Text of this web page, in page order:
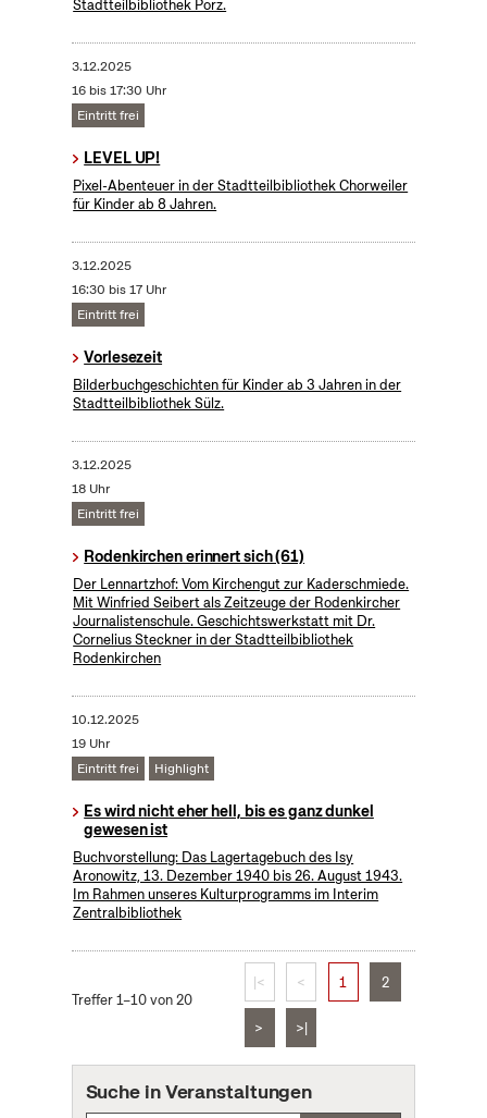
Stadtteilbibliothek Porz.
3.12.2025
16 bis 17:30 Uhr
Eintritt frei
LEVEL UP!
Pixel-Abenteuer in der Stadtteilbibliothek Chorweiler
für Kinder ab 8 Jahren.
3.12.2025
16:30 bis 17 Uhr
Eintritt frei
Vorlesezeit
Bilderbuchgeschichten für Kinder ab 3 Jahren in der
Stadtteilbibliothek Sülz.
3.12.2025
18 Uhr
Eintritt frei
Rodenkirchen erinnert sich (61)
Der Lennartzhof: Vom Kirchengut zur Kaderschmiede.
Mit Winfried Seibert als Zeitzeuge der Rodenkircher
Journalistenschule. Geschichtswerkstatt mit Dr.
Cornelius Steckner in der Stadtteilbibliothek
Rodenkirchen
10.12.2025
19 Uhr
Eintritt frei
Highlight
Es wird nicht eher hell, bis es ganz dunkel
gewesen ist
Buchvorstellung: Das Lagertagebuch des Isy
Aronowitz, 13. Dezember 1940 bis 26. August 1943.
Im Rahmen unseres Kulturprogramms im Interim
Zentralbibliothek
Treffer 1–10 von 20
|< < 1 2
> >|
Suche in Veranstaltungen